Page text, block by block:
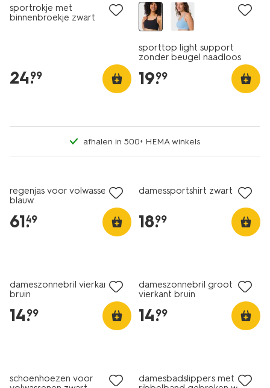
sportrokje met
binnenbroekje zwart
24.
99
sporttop light support
zonder beugel naadloos
19.
99
afhalen in 500+ HEMA winkels
regenjas voor volwassenen
blauw
61.
49
damessportshirt zwart
18.
99
dameszonnebril vierkant
bruin
14.
99
dameszonnebril groot
vierkant bruin
14.
99
schoenhoezen voor
damesbadslippers met